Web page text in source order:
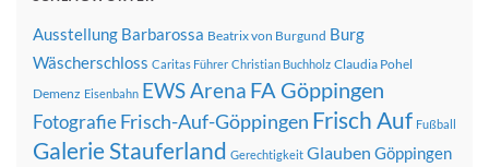
Ausstellung Barbarossa Beatrix von Burgund Burg
Wäscherschloss Caritas Führer Christian Buchholz Claudia Pohel
Demenz Eisenbahn EWS Arena FA Göppingen
FotografieFrisch-Auf-Göppingen Frisch Auf Fußball
Galerie Stauferland Gerechtigkeit Glauben Göppingen